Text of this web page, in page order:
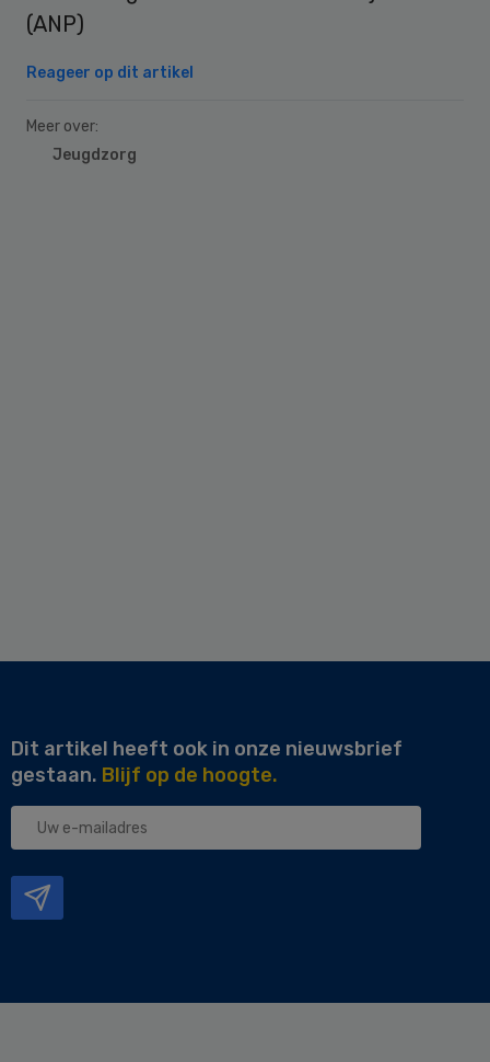
(ANP)
Reageer op dit artikel
Meer over:
Jeugdzorg
Dit artikel heeft ook in onze nieuwsbrief
gestaan. Blijf op de hoogte.
Uw